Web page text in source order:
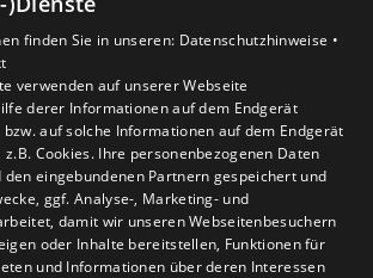
finden Sie in unseren: Datenschutzhinweise •
verwenden auf unserer Webseite
derer Informationen auf dem Endgerät
auf solche Informationen auf dem Endgerät
Cookies. Ihre personenbezogenen Daten
den eingebundenen Partnern gespeichert und
ggf. Analyse-, Marketing- und
damit wir unseren Webseitenbesuchern
oder Inhalte bereitstellen, Funktionen für
und Informationen über deren Interessen